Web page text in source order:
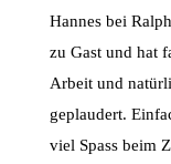
Hannes bei
zu Gast und hat
Arbeit und
geplaudert.
viel Spass beim